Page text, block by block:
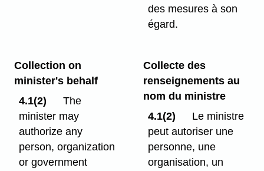
des mesures à son
égard.
Collection on
minister's behalf
4.1(2)
The
minister may
authorize any
person, organization
or government
Collecte des
renseignements au
nom du ministre
4.1(2)
Le ministre
peut autoriser une
personne, une
organisation, un